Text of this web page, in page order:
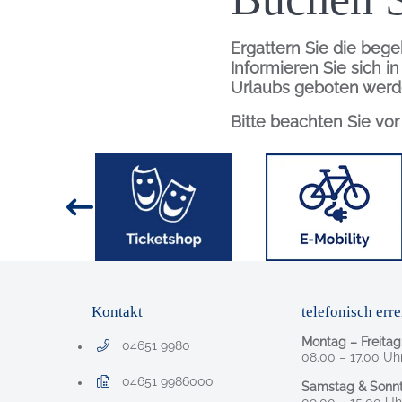
Ergattern Sie die
Informieren Sie sich
Urlaubs geboten
Bitte beachten Sie
Inhalt
Bild
Kontakt
04651 9980
Telefonnummer: 0 4 6 5 1 9 9 8 0
04651 9986000
Faxnummer: 0 4 6 5 1 9 9 8 6 0 0 0
telefonisch
Montag –
08.00 – 17.00
Samstag &